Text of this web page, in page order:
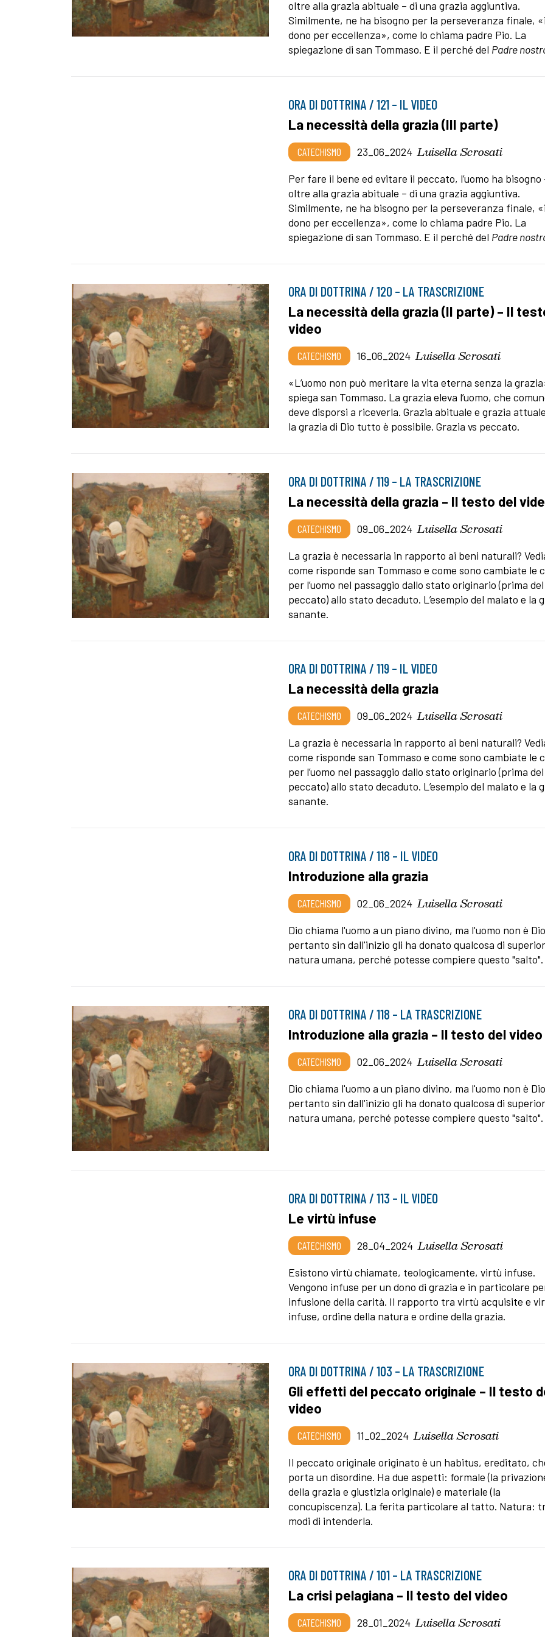
oltre alla grazia abituale – di una grazia aggiuntiva.
Similmente, ne ha bisogno per la perseveranza finale,
dono per eccellenza», come lo chiama padre Pio. La
spiegazione di san Tommaso. E il perché del Padre
ORA DI DOTTRINA / 121 – IL VIDEO
La necessità della grazia (III parte)
CATECHISMO 23_06_2024 Luisella Scrosati
Per fare il bene ed evitare il peccato, l’uomo ha bisogno
oltre alla grazia abituale – di una grazia aggiuntiva.
Similmente, ne ha bisogno per la perseveranza finale,
dono per eccellenza», come lo chiama padre Pio. La
spiegazione di san Tommaso. E il perché del Padre
ORA DI DOTTRINA / 120 – LA TRASCRIZIONE
La necessità della grazia (II parte) – Il
video
CATECHISMO 16_06_2024 Luisella Scrosati
«L’uomo non può meritare la vita eterna senza la
spiega san Tommaso. La grazia eleva l’uomo, che
deve disporsi a riceverla. Grazia abituale e grazia
la grazia di Dio tutto è possibile. Grazia vs peccato.
ORA DI DOTTRINA / 119 – LA TRASCRIZIONE
La necessità della grazia – Il testo del
CATECHISMO 09_06_2024 Luisella Scrosati
La grazia è necessaria in rapporto ai beni naturali?
come risponde san Tommaso e come sono cambiate le
per l’uomo nel passaggio dallo stato originario (prima del
peccato) allo stato decaduto. L’esempio del malato e la
sanante.
ORA DI DOTTRINA / 119 – IL VIDEO
La necessità della grazia
CATECHISMO 09_06_2024 Luisella Scrosati
La grazia è necessaria in rapporto ai beni naturali?
come risponde san Tommaso e come sono cambiate le
per l’uomo nel passaggio dallo stato originario (prima del
peccato) allo stato decaduto. L’esempio del malato e la
sanante.
ORA DI DOTTRINA / 118 – IL VIDEO
Introduzione alla grazia
CATECHISMO 02_06_2024 Luisella Scrosati
Dio chiama l'uomo a un piano divino, ma l'uomo non è
pertanto sin dall'inizio gli ha donato qualcosa di
natura umana, perché potesse compiere questo "salto".
ORA DI DOTTRINA / 118 – LA TRASCRIZIONE
Introduzione alla grazia – Il testo del video
CATECHISMO 02_06_2024 Luisella Scrosati
Dio chiama l'uomo a un piano divino, ma l'uomo non è
pertanto sin dall'inizio gli ha donato qualcosa di
natura umana, perché potesse compiere questo "salto".
ORA DI DOTTRINA / 113 – IL VIDEO
Le virtù infuse
CATECHISMO 28_04_2024 Luisella Scrosati
Esistono virtù chiamate, teologicamente, virtù infuse.
Vengono infuse per un dono di grazia e in particolare
infusione della carità. Il rapporto tra virtù acquisite e
infuse, ordine della natura e ordine della grazia.
ORA DI DOTTRINA / 103 – LA TRASCRIZIONE
Gli effetti del peccato originale – Il testo
video
CATECHISMO 11_02_2024 Luisella Scrosati
Il peccato originale originato è un habitus, ereditato,
porta un disordine. Ha due aspetti: formale (la
della grazia e giustizia originale) e materiale (la
concupiscenza). La ferita particolare al tatto. Natura:
modi di intenderla.
ORA DI DOTTRINA / 101 – LA TRASCRIZIONE
La crisi pelagiana – Il testo del video
CATECHISMO 28_01_2024 Luisella Scrosati